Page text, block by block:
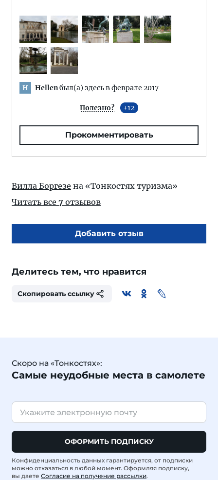
H Hellenбыл(а) здесь в феврале 2017
Полезно? 12
Прокомментировать
Вилла Боргезе на «Тонкостях туризма»
Читать все 7 отзывов
Добавить отзыв
Делитесь тем, что нравится
Скопировать ссылку
Скоро на «Тонкостях»:
Самые неудобные места в самолете
ОФОРМИТЬ ПОДПИСКУ
Конфиденциальность данных гарантируется, от подписки
можно отказаться в любой момент. Оформляя подписку,
вы даете Согласие на получение рассылки.